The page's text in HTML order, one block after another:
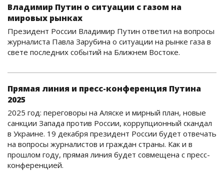
Владимир Путин о ситуации с газом на
мировых рынках
Президент России Владимир Путин ответил на вопросы
журналиста Павла Зарубина о ситуации на рынке газа в
свете последних событий на Ближнем Востоке.
Прямая линия и пресс-конференция Путина
2025
2025 год: переговоры на Аляске и мирный план, новые
санкции Запада против России, коррупционный скандал
в Украине. 19 декабря президент России будет отвечать
на вопросы журналистов и граждан страны. Как и в
прошлом году, прямая линия будет совмещена с пресс-
конференцией.